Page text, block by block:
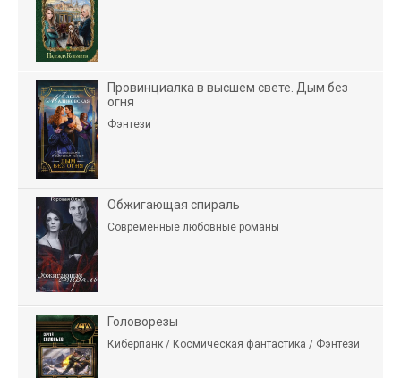
Провинциалка в высшем свете. Дым без
огня
Фэнтези
Обжигающая спираль
Современные любовные романы
Головорезы
Киберпанк / Космическая фантастика / Фэнтези